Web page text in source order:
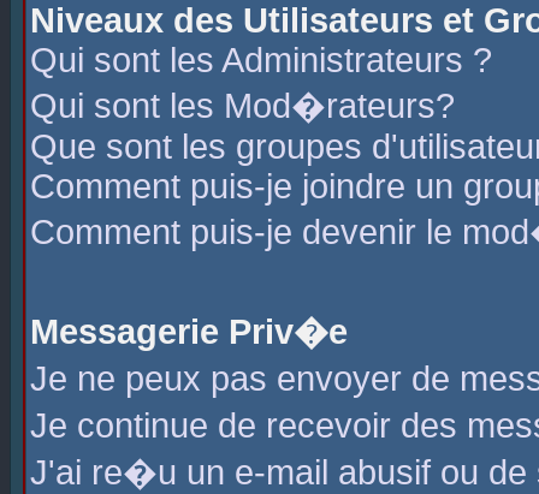
Niveaux des Utilisateurs et
Qui sont les Administrateurs ?
Qui sont les Mod�rateurs?
Que sont les groupes
Comment puis-je joindre un
Comment puis-je devenir le
Messagerie Priv�e
Je ne peux pas envoyer de
Je continue de recevoir des
J'ai re�u un e-mail abusif ou de